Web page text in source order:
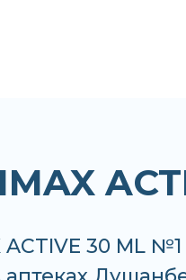
ACTIVE 30 ML